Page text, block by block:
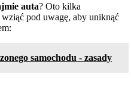
auta? Oto kilka
pod uwagę, aby uniknąć
samochodu - zasady